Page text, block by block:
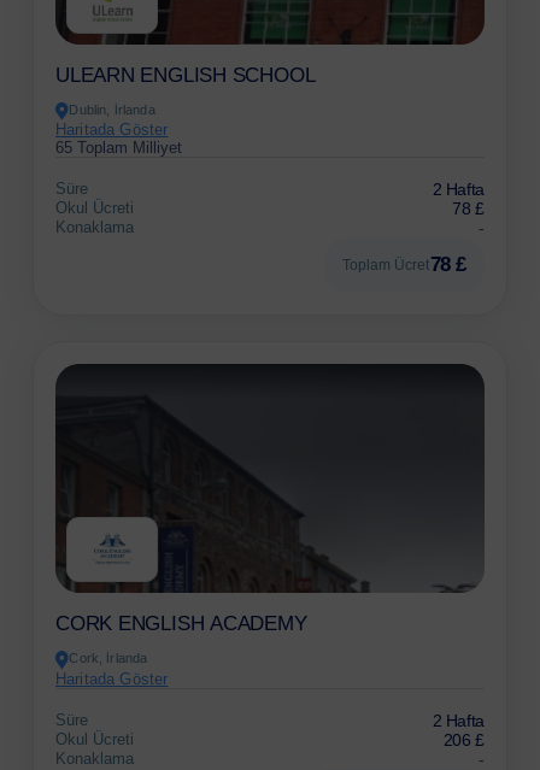
ULEARN ENGLISH SCHOOL
Dublin, İrlanda
Haritada Göster
65 Toplam Milliyet
Süre 2 Hafta
Okul Ücreti 78 £
Konaklama -
Toplam Ücret78 £
CORK ENGLISH ACADEMY
Cork, İrlanda
Haritada Göster
Süre 2 Hafta
Okul Ücreti 206 £
Konaklama -